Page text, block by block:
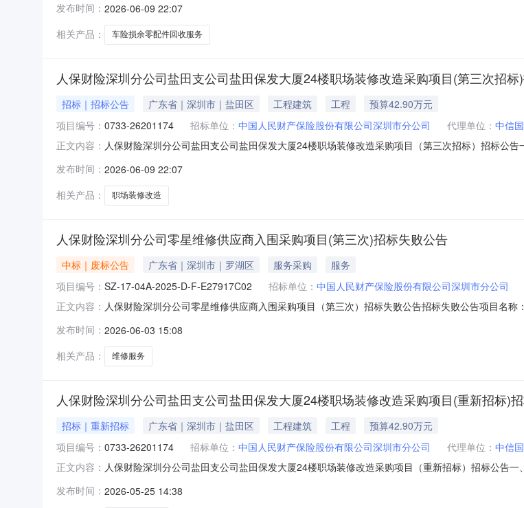
理机构”）进行公开招标，有意向且具有提供标的物能力的潜在投标人（以下简称“投标人”）可前
年车
发布时间： 2026-06-09 22:07
相关产品：
车险损余零配件回收服务
人保财险深圳分公司盐田支公司盐田保发大厦24楼职场装修改造采购项目(第三次招标
招标｜招标公告 广东省｜深圳市｜盐田区 工程建筑 工程
预算42.90万元
项目编号： 0733-26201174 招标单位： 中国人民财产保险股份有限公司深圳市分公司 代理单位： 中信
正文内容： 人保财险深圳分公司盐田支公司盐田保发大厦24楼职场装修改造采购项目（第三次招标）招标公
作。现委托中信国际招标有限公司（以下简称“招标代理机构”）进行公开招标，有意向且具有提供
范围2.1项目名称：人保财
发布时间： 2026-06-09 22:07
相关产品：
职场装修改造
人保财险深圳分公司零星维修供应商入围采购项目(第三次)招标失败公告
中标｜废标公告 广东省｜深圳市｜罗湖区 服务采购
服务
项目编号： SZ-17-04A-2025-D-F-E27917C02 招标单位： 中国人民财产保险股份有限公司深圳市分公司
正文内容： 人保财险深圳分公司零星维修供应商入围采购项目（第三次）招标失败公告招标失败公告项目名
围采购项目（第三次）组织了公开招标，经评审有效投标人不足6家；经招标人确认，现宣布人保
人民财产保险股份有
发布时间： 2026-06-03 15:08
相关产品：
维修服务
人保财险深圳分公司盐田支公司盐田保发大厦24楼职场装修改造采购项目(重新招标)
招标｜重新招标 广东省｜深圳市｜盐田区 工程建筑 工程
预算42.90万元
项目编号： 0733-26201174 招标单位： 中国人民财产保险股份有限公司深圳市分公司 代理单位： 中信
正文内容： 人保财险深圳分公司盐田支公司盐田保发大厦24楼职场装修改造采购项目（重新招标）招标公告
委托中信国际招标有限公司（以下简称“招标代理机构”）进行公开招标，有意向且具有提供标的物
发布时间： 2026-05-25 14:38